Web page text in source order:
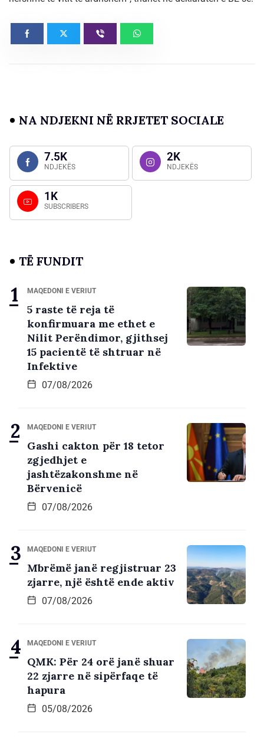
NA NDJEKNI NË RRJETET SOCIALE
7.5K
NDJEKËS
2K
NDJEKËS
1K
SUBSCRIBERS
TË FUNDIT
MAQEDONI E VERIUT
5 raste të reja të
konfirmuara me ethet e
Nilit Perëndimor, gjithsej
15 pacientë të shtruar në
Infektive
07/08/2026
MAQEDONI E VERIUT
Gashi cakton për 18 tetor
zgjedhjet e
jashtëzakonshme në
Bërvenicë
07/08/2026
MAQEDONI E VERIUT
Mbrëmë janë regjistruar 23
zjarre, një është ende aktiv
07/08/2026
MAQEDONI E VERIUT
QMK: Për 24 orë janë shuar
22 zjarre në sipërfaqe të
hapura
05/08/2026